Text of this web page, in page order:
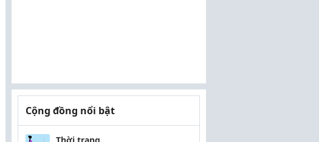
Cộng đồng nổi bật